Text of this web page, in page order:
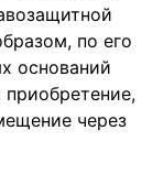
по его
оснований
через